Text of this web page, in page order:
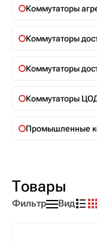
Коммутаторы
Коммутаторы
Коммутаторы
Коммутаторы
Промышленные
Товары
Фильтр Вид